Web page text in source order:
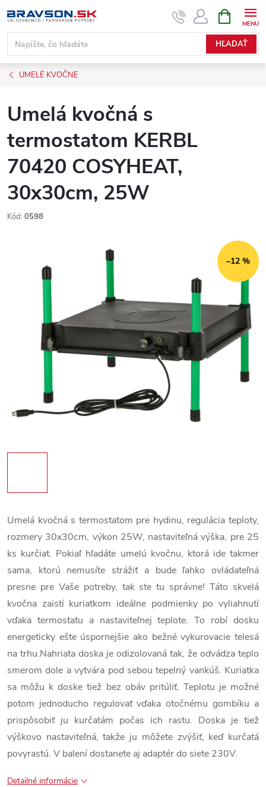
na
obsah
HĽADAŤ
KOŠÍK
UMELÉ KVOČNE
Umelá kvočná s
termostatom KERBL
70420 COSYHEAT,
30x30cm, 25W
Kód: 0598
–12 %
Umelá kvočná s termostatom pre hydinu, regulácia teploty,
rozmery 30x30cm, výkon 25W, nastaviteľná výška, pre 25
ks kurčiat. Pokiaľ hľadáte umelú kvočnu, ktorá ide takmer
sama, ktorú nemusíte strážiť a bude ľahko ovládateľná
presne pre Vaše potreby, tak ste tu správne! Táto skvelá
kvočna zaistí kuriatkom ideálne podmienky po vyliahnutí
vďaka termostatu a nastaviteľnej teplote. To robí dosku
energeticky ešte úspornejšie ako bežné vykurovacie telesá
na trhu.Nahriata doska je odizolovaná tak, že odvádza teplo
smerom dole a vytvára pod sebou tepelný vankúš. Kuriatka
sa môžu k doske tiež bez obáv pritúliť. Teplotu je možné
potom jednoducho regulovať vďaka otočnému gombíku a
prispôsobiť ju kurčatám počas ich rastu. Doska je tiež
výškovo nastaviteľná, takže ju môžete zvýšiť, keď kurčatá
povyrastú. V balení dostanete aj adaptér do siete 230V.
Detailné informácie